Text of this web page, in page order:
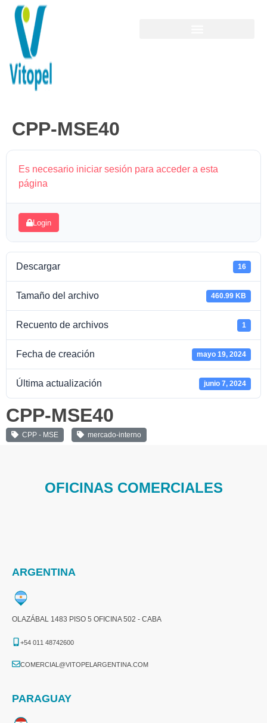
CPP-MSE40
Es necesario iniciar sesión para acceder a esta
página
Login
Descargar 16
Tamaño del archivo 460.99 KB
Recuento de archivos 1
Fecha de creación mayo 19, 2024
Última actualización junio 7, 2024
CPP-MSE40
CPP - MSE mercado-interno
OFICINAS COMERCIALES
ARGENTINA
OLAZÁBAL 1483 PISO 5 OFICINA 502 - CABA
+54 011 48742600​
COMERCIAL@VITOPELARGENTINA.COM​
PARAGUAY